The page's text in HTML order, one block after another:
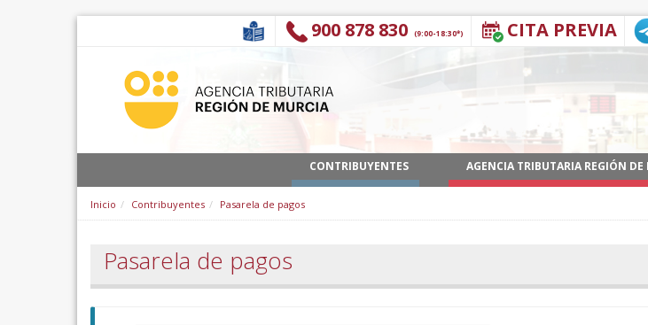
CITA PREVIA
900 878 830 (9:00-18:30*)
CONTRIBUYENTES AGENCIA TRIBUTARIA REGIÓN DE
Inicio Contribuyentes Pasarela de pagos
Pasarela de pagos